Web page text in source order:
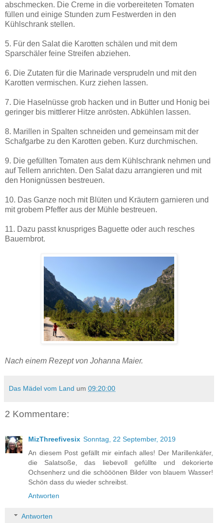
abschmecken. Die Creme in die vorbereiteten Tomaten
füllen und einige Stunden zum Festwerden in den
Kühlschrank stellen.
5. Für den Salat die Karotten schälen und mit dem
Sparschäler feine Streifen abziehen.
6. Die Zutaten für die Marinade versprudeln und mit den
Karotten vermischen. Kurz ziehen lassen.
7. Die Haselnüsse grob hacken und in Butter und Honig bei
geringer bis mittlerer Hitze anrösten. Abkühlen lassen.
8. Marillen in Spalten schneiden und gemeinsam mit der
Schafgarbe zu den Karotten geben. Kurz durchmischen.
9. Die gefüllten Tomaten aus dem Kühlschrank nehmen und
auf Tellern anrichten. Den Salat dazu arrangieren und mit
den Honignüssen bestreuen.
10. Das Ganze noch mit Blüten und Kräutern garnieren und
mit grobem Pfeffer aus der Mühle bestreuen.
11. Dazu passt knuspriges Baguette oder auch resches
Bauernbrot.
Nach einem Rezept von Johanna Maier.
Das Mädel vom Land um 09:20:00
2 Kommentare:
MizThreefivesix Sonntag, 22 September, 2019
An diesem Post gefällt mir einfach alles! Der Marillenkäfer,
die Salatsoße, das liebevoll gefüllte und dekorierte
Ochsenherz und die schööönen Bilder von blauem Wasser!
Schön dass du wieder schreibst.
Antworten
Antworten